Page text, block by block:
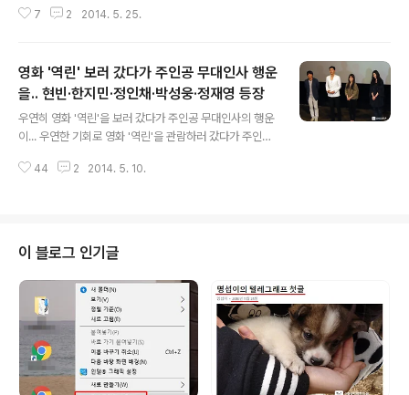
e Elizabeth Parker)'와 '클라이드 체스트넛 배로(Clyd
야기 자체가 미국의 우울한 대공항 시절의 실화이다보니
보는 내내 아픔이 있었다. 보니앤클라이드는 BBC아트센
터 BBC홀에서 공연을 하고 있다. 클라이드 역의 남자 주인
공들 '엄기준, 에녹, 장현승, Key, 박형식' 등 매우 핫한 스
의 가희와 오소연 또한 뇌리게 박힐 것이다. 뮤지컬 보니앤
7 2 2014. 5. 25.
영화 '역린' 보러 갔다가 주인공 무대인사 행운
을.. 현빈·한지민·정인채·박성웅·정재영 등장
우연히 영화 '역린'을 보러 갔다가 주인공 무대인사의 행운
이... 우연한 기회로 영화 '역린'을 관람하러 갔다가 주인공
한지민,정인채,박성웅,정재영 씨가 등장해서 인사를 했으
CGV에서 영화 한편을 보러 간 것 뿐이고, 마침 '역린'이 2
0분 뒤에 하길래 좌석을 물어보니 딱 2자리가 남아서 겨우
예매를 하고 보니 주인공 무대인사가 있는 상영 시간이었
다. 또한, 제품 사진 촬영이 있어서 카메라를 가지고 갔던
것도 신기한 우연이다. 함께 간 작은 아이는 흥분하며 나에
게 다 알고 예매한..
44 2 2014. 5. 10.
이 블로그 인기글